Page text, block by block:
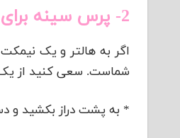
2- پرس سینه برای داشتن بازوهای بزرگتر
اگر به هالتر و یک
شماست. سعی کنید از یک
* به پشت دراز بکشید و